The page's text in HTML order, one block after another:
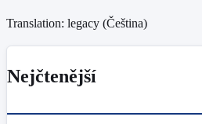
Translation: legacy (Čeština)
Nejčtenější